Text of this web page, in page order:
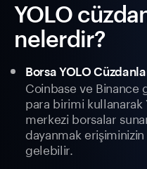
YOLO
nelerdir?
Borsa YOLO
Coinbase ve
para birimi kullanarak
merkezi borsalar
dayanmak
gelebilir.